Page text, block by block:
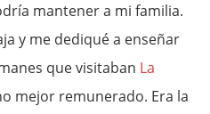
mantener a mi familia.
y me dediqué a enseñar
que visitaban La
mejor remunerado. Era la